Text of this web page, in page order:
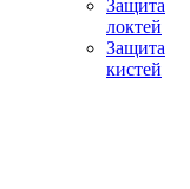
Защита
локтей
Защита
кистей